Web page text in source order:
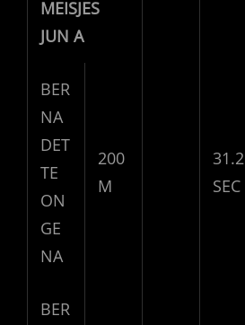
MEISJES
JUN A
BER
NA
DET
TE
ON
GE
NA
200
M
31.2
SEC
BER